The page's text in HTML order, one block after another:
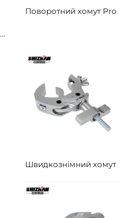
Поворотний хомут Pro
Швидкознімний хомут